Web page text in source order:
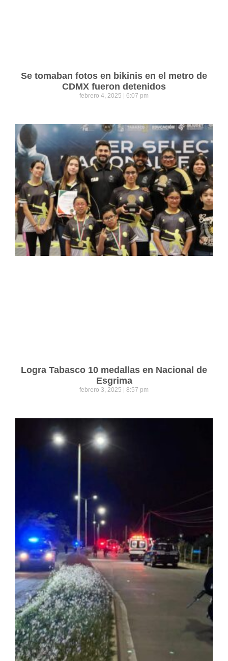
Se tomaban fotos en bikinis en el metro de
CDMX fueron detenidos
febrero 4, 2025 6:07 pm
Logra Tabasco 10 medallas en Nacional de
Esgrima
febrero 3, 2025 8:57 pm